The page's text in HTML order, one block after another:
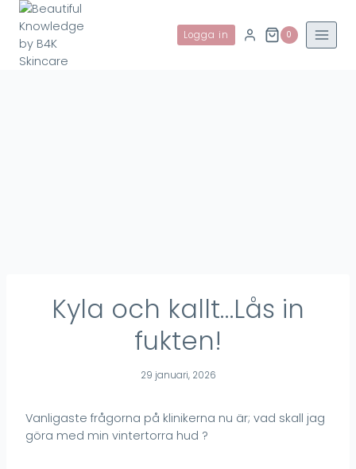
Skip
content
Logga in 0
Kyla och kallt…Lås in
fukten!
29 januari, 2026
Vanligaste frågorna på klinikerna nu är; vad skall jag
göra med min vintertorra hud ?